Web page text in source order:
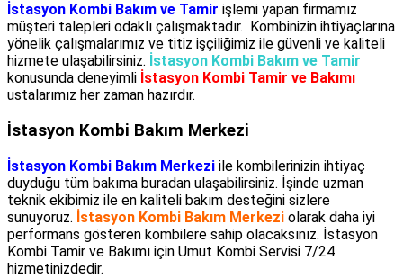
İstasyon Kombi Bakım ve Tamir işlemi yapan firmamız
müşteri talepleri odaklı çalışmaktadır. Kombinizin ihtiyaçlarına
yönelik çalışmalarımız ve titiz işçiliğimiz ile güvenli ve kaliteli
hizmete ulaşabilirsiniz. İstasyon Kombi Bakım ve Tamir
konusunda deneyimli İstasyon Kombi Tamir ve Bakımı
ustalarımız her zaman hazırdır.
İstasyon Kombi Bakım Merkezi
İstasyon Kombi Bakım Merkezi ile kombilerinizin ihtiyaç
duyduğu tüm bakıma buradan ulaşabilirsiniz. İşinde uzman
teknik ekibimiz ile en kaliteli bakım desteğini sizlere
sunuyoruz. İstasyon Kombi Bakım Merkezi olarak daha iyi
performans gösteren kombilere sahip olacaksınız. İstasyon
Kombi Tamir ve Bakımı için Umut Kombi Servisi 7/24
hizmetinizdedir.